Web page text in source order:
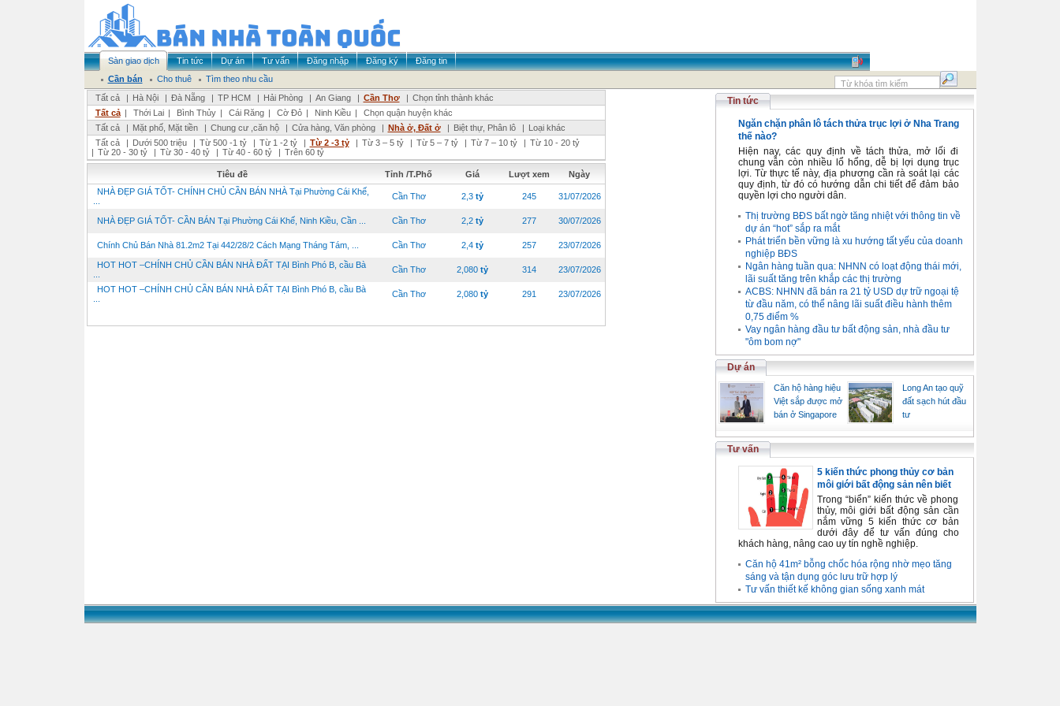
Sàn giao dịch Tin tức Dự án Tư vấn Đăng nhập Đăng ký
Đăng tin
Cần bán
Cho thuê
Tìm theo nhu cầu
Tất cả
| Hà Nội | Đà Nẵng | TP HCM | Hải Phòng | An Giang | Cần Thơ | Chọn tỉnh thành khác
Tất cả | Thới Lai | Bình Thủy | Cái Răng | Cờ Đỏ | Ninh Kiều |
Chọn quận huyện khác
Tất cả
| Mặt phố, Mặt tiền | Chung cư ,căn hộ | Cửa hàng, Văn phòng | Nhà ở, Đất ở | Biệt thự, Phân lô | Loại khác
Tất cả
| Dưới 500 triệu | Từ 500 -1 tỷ | Từ 1 -2 tỷ | Từ 2 -3 tỷ | Từ 3 – 5 tỷ | Từ 5 – 7 tỷ | Từ 7 – 10 tỷ | Từ 10 - 20 tỷ
| Từ 20 - 30 tỷ | Từ 30 - 40 tỷ | Từ 40 - 60 tỷ | Trên 60 tỷ
Tiêu đề Tỉnh /T.Phố Giá Lượt xem
Ngày
NHÀ ĐẸP GIÁ TỐT- CHÍNH CHỦ CẦN BÁN NHÀ Tại Phường Cái Khế,
Cần Thơ 2,3 tỷ 245 31/07/2026
NHÀ ĐẸP GIÁ TỐT- CẦN BÁN Tại Phường Cái Khế, Ninh Kiều, Cần ... Cần Thơ 2,2 tỷ 277 30/07/2026
Chính Chủ Bán Nhà 81.2m2 Tại 442/28/2 Cách Mạng Tháng Tám, ... Cần Thơ 2,4 tỷ 257 23/07/2026
HOT HOT –CHÍNH CHỦ CẦN BÁN NHÀ ĐẤT TẠI Bình Phó B, cầu Bà
Cần Thơ 2,080 tỷ 314 23/07/2026
HOT HOT –CHÍNH CHỦ CẦN BÁN NHÀ ĐẤT TẠI Bình Phó B, cầu Bà
Cần Thơ 2,080 tỷ 291 23/07/2026
Tin tức
Ngăn chặn phân lô tách thửa trục lợi ở Nha Trang
thế nào?
Hiện nay, các quy định về tách thửa, mở lối đi
chung vẫn còn nhiều lổ hổng, dễ bị lợi dụng trục
lợi. Từ thực tế này, địa phương cần rà soát lại các
quy định, từ đó có hướng dẫn chi tiết để đảm bảo
quyền lợi cho người dân.
Thị trường BĐS bất ngờ tăng nhiệt với thông tin về
dự án “hot” sắp ra mắt
Phát triển bền vững là xu hướng tất yếu của doanh
nghiệp BĐS
Ngân hàng tuần qua: NHNN có loạt động thái mới,
lãi suất tăng trên khắp các thị trường
ACBS: NHNN đã bán ra 21 tỷ USD dự trữ ngoại tệ
từ đầu năm, có thể nâng lãi suất điều hành thêm
0,75 điểm %
Vay ngân hàng đầu tư bất động sản, nhà đầu tư
"ôm bom nợ"
Dự án
Căn hộ hàng hiệu
Việt sắp được mở
bán ở Singapore
Long An tạo quỹ
đất sạch hút đầu
tư
Tư vấn
5 kiến thức phong thủy cơ bản
môi giới bất động sản nên biết
Trong “biển” kiến thức về phong
thủy, môi giới bất động sản cần
nắm vững 5 kiến thức cơ bản
dưới đây để tư vấn đúng cho
khách hàng, nâng cao uy tín nghề nghiệp.
Căn hộ 41m² bỗng chốc hóa rộng nhờ mẹo tăng
sáng và tận dụng góc lưu trữ hợp lý
Tư vấn thiết kế không gian sống xanh mát